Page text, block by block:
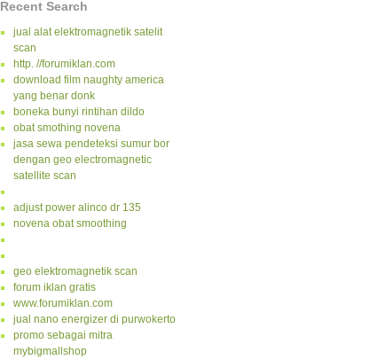
Recent Search
jual alat elektromagnetik satelit
scan
http. //forumiklan.com
download film naughty america
yang benar donk
boneka bunyi rintihan dildo
obat smothing novena
jasa sewa pendeteksi sumur bor
dengan geo electromagnetic
satellite scan
adjust power alinco dr 135
novena obat smoothing
geo elektromagnetik scan
forum iklan gratis
www.forumiklan.com
jual nano energizer di purwokerto
promo sebagai mitra
mybigmallshop